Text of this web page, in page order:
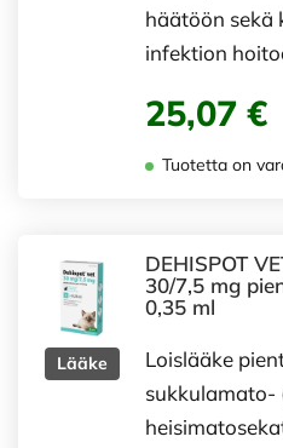
häätöön sekä
infektion
25,07 €
Tuotetta on
Lääke
DEHISPOT
30/7,5 mg
0,35 ml
Loislääke
sukkulamato-